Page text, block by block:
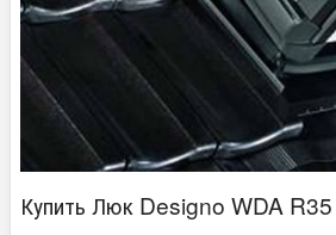
Купить Люк Designo WDA